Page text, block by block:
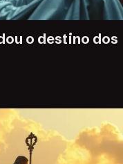
o destino dos